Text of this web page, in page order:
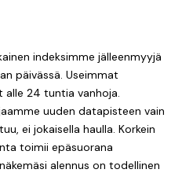
indeksimme jälleenmyyjä
päivässä. Useimmat
alle 24 tuntia vanhoja.
uuden datapisteen vain
ei jokaisella haulla. Korkein
toimii epäsuorana
alennus on todellinen